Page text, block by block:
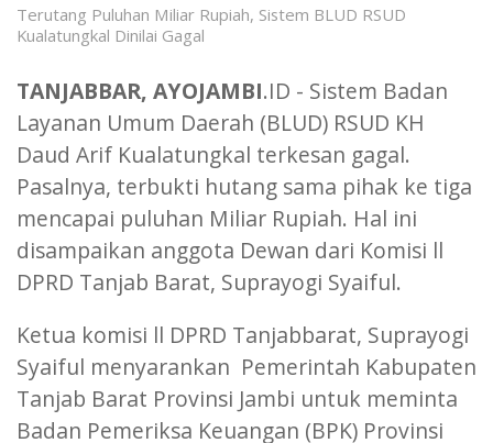
Terutang Puluhan Miliar Rupiah, Sistem BLUD RSUD
Kualatungkal Dinilai Gagal
TANJABBAR, AYOJAMBI.ID - Sistem Badan
Layanan Umum Daerah (BLUD) RSUD KH
Daud Arif Kualatungkal terkesan gagal.
Pasalnya, terbukti hutang sama pihak ke tiga
mencapai puluhan Miliar Rupiah. Hal ini
disampaikan anggota Dewan dari Komisi ll
DPRD Tanjab Barat, Suprayogi Syaiful.
Ketua komisi ll DPRD Tanjabbarat, Suprayogi
Syaiful menyarankan Pemerintah Kabupaten
Tanjab Barat Provinsi Jambi untuk meminta
Badan Pemeriksa Keuangan (BPK) Provinsi